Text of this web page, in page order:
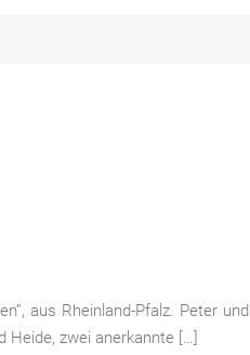
aus Rheinland-Pfalz. Peter und
Heide, zwei anerkannte […]